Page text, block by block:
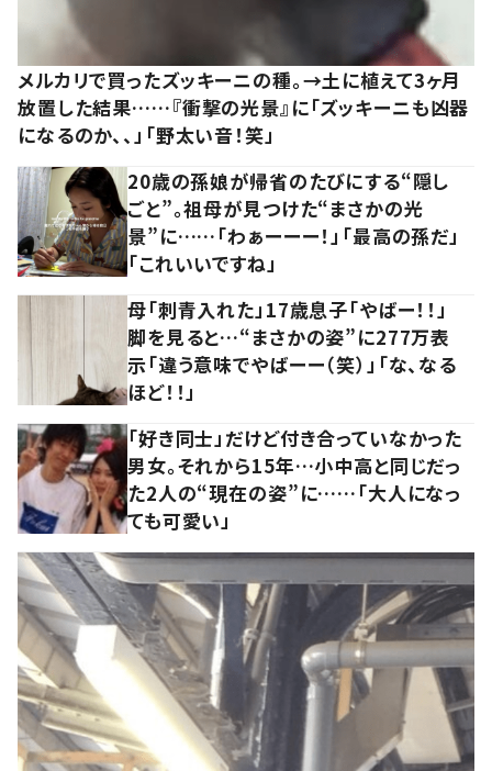
メルカリで買ったズッキーニの種。→土に植えて3ヶ月
放置した結果……『衝撃の光景』に「ズッキーニも凶器
になるのか、、」「野太い音！笑」
20歳の孫娘が帰省のたびにする“隠し
ごと”。祖母が見つけた“まさかの光
景”に……「わぁーーー！」「最高の孫だ」
「これいいですね」
母「刺青入れた」17歳息子「やばー！！」
脚を見ると…“まさかの姿”に277万表
示「違う意味でやばーー（笑）」「な、なる
ほど！！」
「好き同士」だけど付き合っていなかった
男女。それから15年…小中高と同じだっ
た2人の“現在の姿”に……「大人になっ
ても可愛い」